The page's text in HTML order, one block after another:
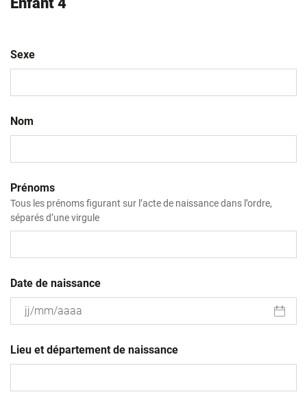
Sexe
Nom
Prénoms
Tous les prénoms figurant sur l’acte de naissance dans l’ordre,
séparés d’une virgule
Date de naissance
slash
MM
Lieu et département de naissance